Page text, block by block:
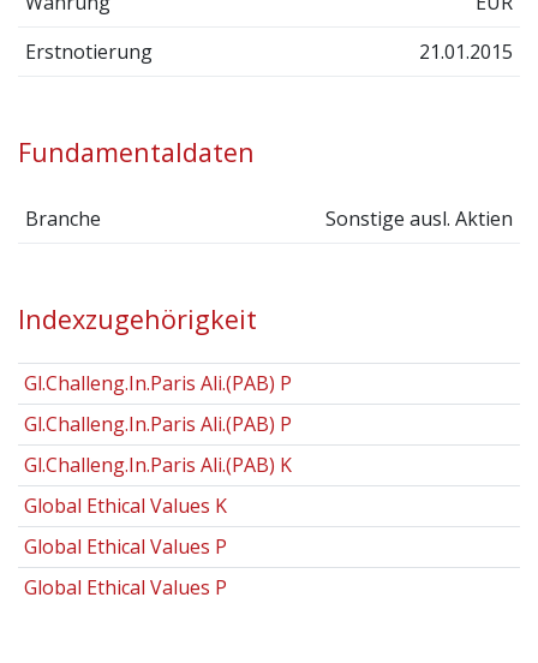
Erstnotierung
21.01.2015
Fundamentaldaten
Branche Sonstige ausl. Aktien
Indexzugehörigkeit
Gl.Challeng.In.Paris Ali.(PAB) P
Gl.Challeng.In.Paris Ali.(PAB) P
Gl.Challeng.In.Paris Ali.(PAB) K
Global Ethical Values K
Global Ethical Values P
Global Ethical Values P